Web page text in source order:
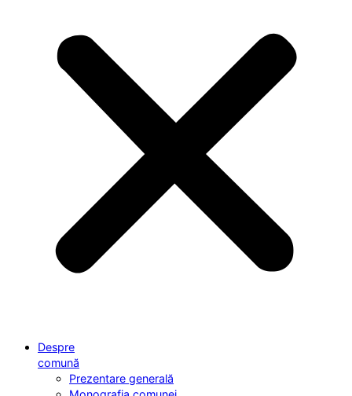
Despre
comună
Prezentare generală